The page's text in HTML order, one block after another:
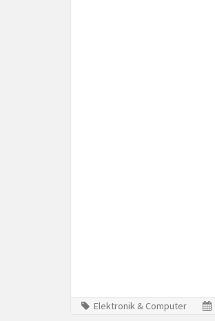
Elektronik & Computer